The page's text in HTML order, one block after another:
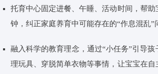
托育中心固定进餐、午睡、活动时间，帮
钟，纠正家庭养育中可能存在的“作息混乱”
融入科学的教育理念，通过“小任务”引导
理玩具、穿脱简单衣物等事情，让宝宝在自